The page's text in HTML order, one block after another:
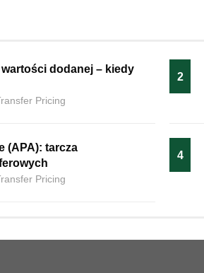
dodanej – kiedy
Pricing
2
(APA): tarcza
Pricing
4